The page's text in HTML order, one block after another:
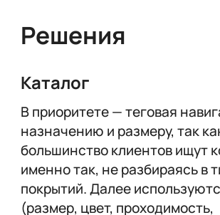
Решения
Каталог
В приоритете — теговая
назначению и размеру, так
большинство клиентов ищут
именно так, не разбираясь в
покрытий. Далее
(размер, цвет, проходимость,